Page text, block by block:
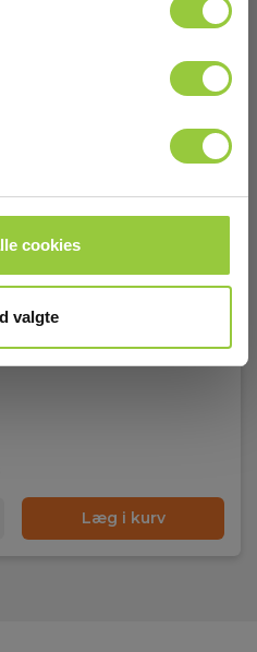
cookies
valgte
Læg i kurv